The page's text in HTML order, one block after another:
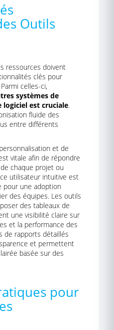
Outils
ressources doivent
clés pour
celles-ci,
systèmes de
logiciel est cruciale.
fluide des
entre différents
et de
vitale afin de répondre
chaque projet ou
utilisateur intuitive est
pour une adoption
des équipes. Les outils
des tableaux de
une visibilité claire sur
et la performance des
de rapports détaillés
et permettent
basée sur des
pour